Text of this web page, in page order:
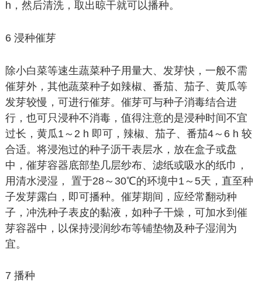
h，然后清洗，取出晾干就可以播种。
6 浸种催芽
除小白菜等速生蔬菜种子用量大、发芽快，一般不需
催芽外，其他蔬菜种子如辣椒、番茄、茄子、黄瓜等
发芽较慢，可进行催芽。催芽可与种子消毒结合进
行，也可只浸种不消毒，值得注意的是浸种时间不宜
过长，黄瓜1～2 h 即可，辣椒、茄子、番茄4～6 h 较
合适。将浸泡过的种子沥干表层水，放在盒子或盘
中，催芽容器底部垫几层纱布、滤纸或吸水的纸巾，
用清水浸湿， 置于28～30℃的环境中1～5天，直至种
子发芽露白，即可播种。催芽期间，应经常翻动种
子，冲洗种子表皮的黏液，如种子干燥，可加水到催
芽容器中，以保持浸润纱布等铺垫物及种子湿润为
宜。
7 播种